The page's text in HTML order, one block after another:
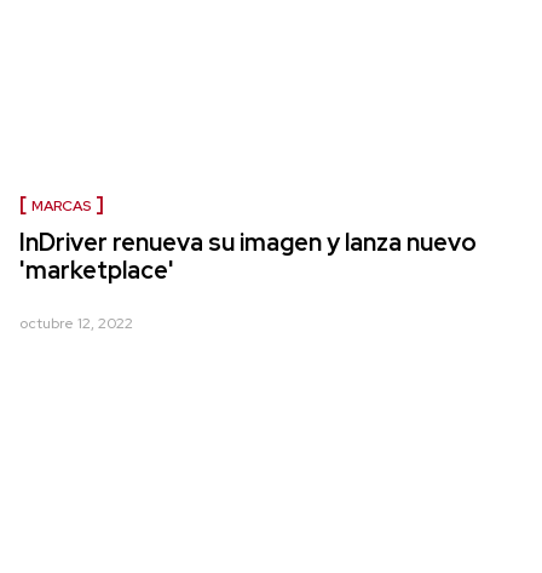
MARCAS
InDriver renueva su imagen y lanza nuevo
'marketplace'
octubre 12, 2022